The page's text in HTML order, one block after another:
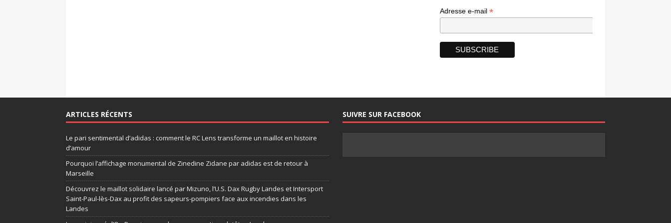
Adresse e-mail *
ARTICLES RÉCENTS
Le pari sentimental d’adidas : comment le RC Lens transforme un maillot en histoire
d’amour
Pourquoi l’affichage monumental de Zinedine Zidane par adidas est de retour à
Marseille
Découvrez le maillot solidaire lancé par Mizuno, l’U.S. Dax Rugby Landes et Intersport
Saint-Paul-lès-Dax au profit des sapeurs-pompiers face aux incendies dans les
Landes
SUIVRE SUR FACEBOOK